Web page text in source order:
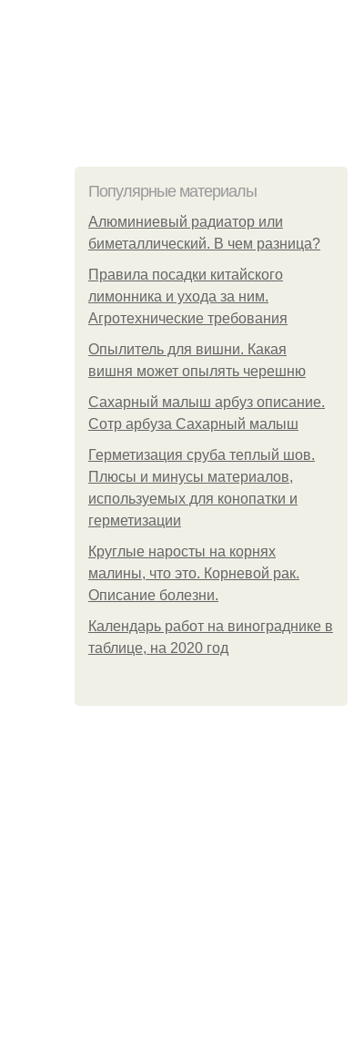
Популярные материалы
Алюминиевый радиатор или
биметаллический. В чем разница?
Правила посадки китайского
лимонника и ухода за ним.
Агротехнические требования
Опылитель для вишни. Какая
вишня может опылять черешню
Сахарный малыш арбуз описание.
Сотр арбуза Сахарный малыш
Герметизация сруба теплый шов.
Плюсы и минусы материалов,
используемых для конопатки и
герметизации
Круглые наросты на корнях
малины, что это. Корневой рак.
Описание болезни.
Календарь работ на винограднике в
таблице, на 2020 год